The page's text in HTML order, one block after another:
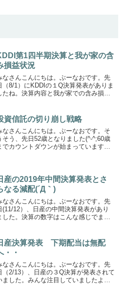
第1四半期決算と我が家の含
損益状況
なさんこんにちは。ぶーなおです。先
（8/1）にKDDIの１Q決算発表がありま
たね。決算内容と我が家での含み損益
すよね。参入してくる楽天と提携もし
いま...
資信託の切り崩し戦略
なさんこんにちは。ぶーなおです。そ
そう、先日52歳となりました(^-^;60歳
でカウントダウンが始まっています
ってことはない...
産の2019年中間決算発表とさ
なる減配(´Д｀)
なさんこんにちは。ぶーなおです。先
(11/12）、日産の中間決算発表があり
した。決算の数字はこんな感じでまあ
％減当期利益65,36...
産決算発表 下期配当は無配
・・
なさんこんにちは。ぶーなおです。先
（2/13）、日産の３Q決算が発表されて
ました。みんな注目していましたよ